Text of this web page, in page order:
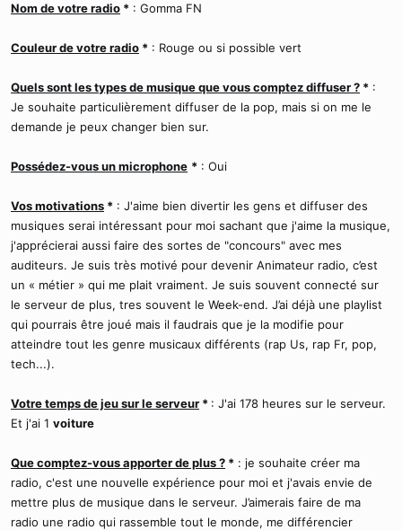
o
Nom de votre radio * : Gomma FN
Couleur de votre radio * : Rouge ou si possible vert
Quels sont les types de musique que vous comptez diffuser ? * :
Je souhaite particulièrement diffuser de la pop, mais si on me le
demande je peux changer bien sur.
Possédez-vous un microphone * : Oui
Vos motivations * : J'aime bien divertir les gens et diffuser des
musiques serai intéressant pour moi sachant que j'aime la musique,
j'apprécierai aussi faire des sortes de "concours" avec mes
auditeurs. Je suis très motivé pour devenir Animateur radio, c’est
un « métier » qui me plait vraiment. Je suis souvent connecté sur
le serveur de plus, tres souvent le Week-end. J’ai déjà une playlist
qui pourrais être joué mais il faudrais que je la modifie pour
atteindre tout les genre musicaux différents (rap Us, rap Fr, pop,
tech...).
Votre temps de jeu sur le serveur * : J'ai 178 heures sur le serveur.
Et j'ai 1 voiture
Que comptez-vous apporter de plus ? * : je souhaite créer ma
radio, c'est une nouvelle expérience pour moi et j'avais envie de
mettre plus de musique dans le serveur. J’aimerais faire de ma
radio une radio qui rassemble tout le monde, me différencier